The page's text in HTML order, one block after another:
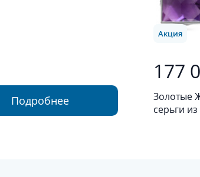
Подробнее
177
Золотые
серьги
Акция